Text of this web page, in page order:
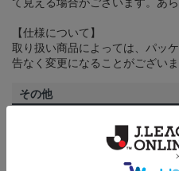
【仕様について】
取り扱い商品によっては、パッ
告なく変更になることがございま
その他
ギフト対応について